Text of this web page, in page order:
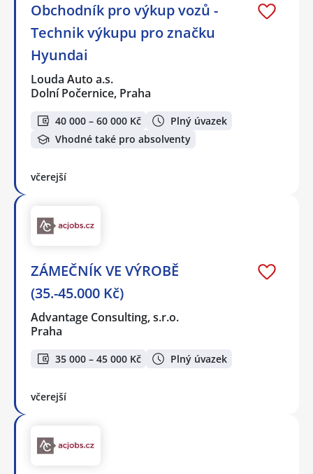
Obchodník pro výkup vozů -
Technik výkupu pro značku
Hyundai
Louda Auto a.s.
Dolní Počernice, Praha
40 000 – 60 000 Kč
Plný úvazek
Vhodné také pro absolventy
včerejší
ZÁMEČNÍK VE VÝROBĚ
(35.-45.000 Kč)
Advantage Consulting, s.r.o.
Praha
35 000 – 45 000 Kč Plný úvazek
včerejší